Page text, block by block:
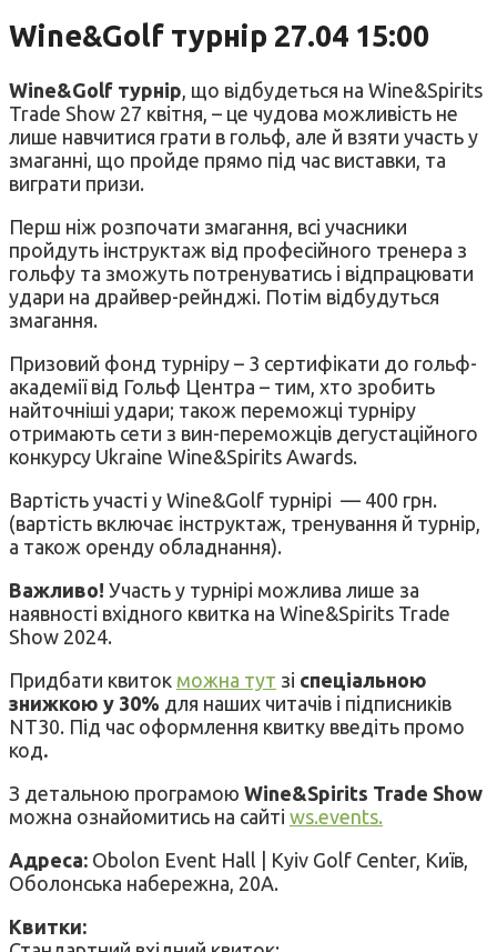
Wine&Golf турнір 27.04 15:00
Wine&Golf турнір , що відбудеться на Wine&Spirits
Trade Show 27 квітня, – це чудова можливість не
лише навчитися грати в гольф, але й взяти участь у
змаганні, що пройде прямо під час виставки, та
виграти призи.
Перш ніж розпочати змагання, всі учасники
пройдуть інструктаж від професійного тренера з
гольфу та зможуть потренуватись і відпрацювати
удари на драйвер-рейнджі. Потім відбудуться
змагання.
Призовий фонд турніру – 3 сертифікати до гольф-
академії від Гольф Центра – тим, хто зробить
найточніші удари; також переможці турніру
отримають сети з вин-переможців дегустаційного
конкурсу Ukraine Wine&Spirits Awards.
Вартість участі у Wine&Golf турнірі — 400 грн.
(вартість включає інструктаж, тренування й турнір,
а також оренду обладнання).
Важливо! Участь у турнірі можлива лише за
наявності вхідного квитка на Wine&Spirits Trade
Show 2024.
Придбати квиток можна тут зі спеціальною
знижкою у 30% для наших читачів і підписників
NT30. Під час оформлення квитку введіть промо
код.
З детальною програмою Wine&Spirits Trade Show
можна ознайомитись на сайті ws.events.
Адреса: Obolon Event Hall | Kyiv Golf Center, Київ,
Оболонська набережна, 20А.
Квитки: